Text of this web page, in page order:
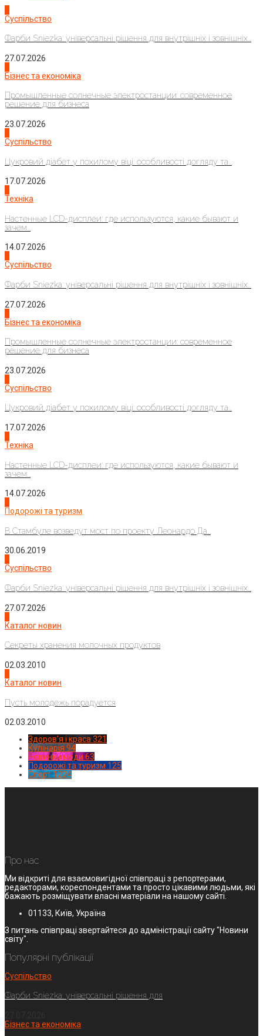
Суспільство
Фарби Sniezka: універсальні рішення для внутрішніх і зовнішніх...
27.07.2026
Бізнес та економіка
Промышленные солнечные электростанции: современное
решение для бизнеса
23.07.2026
Суспільство
Цукровий діабет у похилому віці: особливості догляду та...
17.07.2026
Техніка
Настенные LCD-дисплеи: где используются, какие бывают и
зачем...
14.07.2026
Суспільство
Фарби Sniezka: універсальні рішення для внутрішніх і зовнішніх...
27.07.2026
Бізнес та економіка
Промышленные солнечные электростанции: современное
решение для бизнеса
23.07.2026
Суспільство
Цукровий діабет у похилому віці: особливості догляду та...
17.07.2026
Техніка
Настенные LCD-дисплеи: где используются, какие бывают и
зачем...
14.07.2026
Подорожі та туризм
В Стамбуле возведут мост по проекту Леонардо Да...
30.06.2019
Суспільство
Фарби Sniezka: універсальні рішення для внутрішніх і зовнішніх...
27.07.2026
Каталог новин
Секреты хранения молочных продуктов
02.03.2010
Каталог новин
Пусть молодежь порадуется
02.03.2010
Здоров'я і краса 321
Кулінарія 94
Новинки моди 63
Подорожі та туризм 125
Спорт1224
Про нас
Ми відкриті для взаємовигідної співпраці з репортерами,
редакторами, кореспондентами та просто цікавими людьми, які
бажають розміщувати власні матеріали на нашому сайті.
01133, Київ, Україна
З питань співпраці звертайтеся до адміністрації сайту "Новини
світу".
Популярні публікації
Суспільство
Фарби Sniezka: універсальні рішення для
Бізнес та економіка